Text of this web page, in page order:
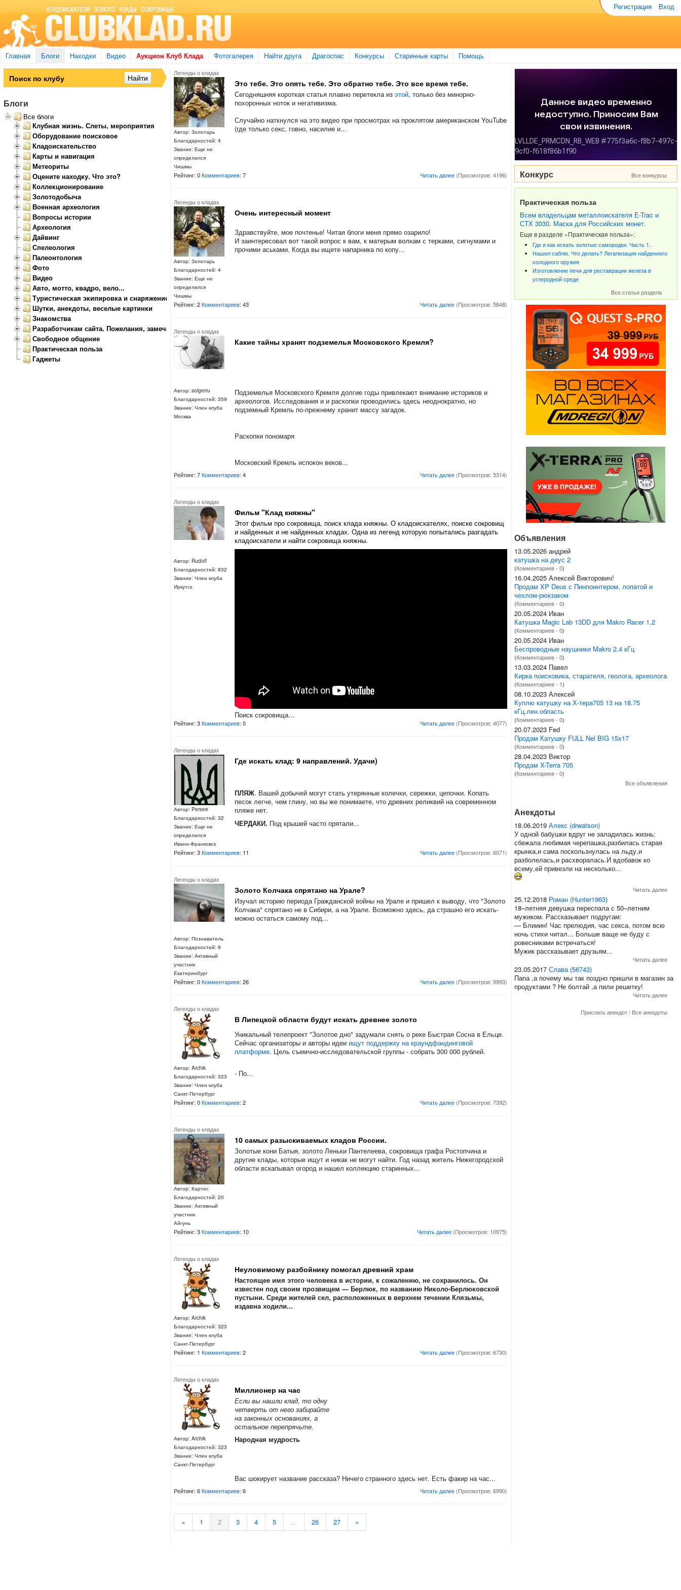
Регистрация Вход
Главная Блоги Находки Видео Аукцион Клуб Клада Фотогалерея Найти друга Драгоспас Конкурсы Старинные карты Помощь
Легенды о кладах
Автор: Золотарь
Благодарностей: 4
Звание: Еще не
определился
Чишмы
Это тебе. Это опять тебе. Это обратно тебе. Это все время тебе.
Сегодняшняя короткая статья плавно перетекла из этой, только без минорно-
похоронных ноток и негативизма.
Случайно наткнулся на это видео при просмотрах на проклятом американском YouTube
(где только секс, говно, насилие и...
Рейтинг: 0Комментариев: 7 Читать далее (Просмотров: 4196)
Легенды о кладах
Автор: Золотарь
Благодарностей: 4
Звание: Еще не
определился
Чишмы
Очень интересный момент
Здравствуйте, мое почтенье! Читая блоги меня прямо озарило!
И заинтересовал вот такой вопрос к вам, к матерым волкам с терками, сигнумами и
прочими аськами. Когда вы ищете напарника по копу...
Рейтинг: 2Комментариев: 43 Читать далее (Просмотров: 5848)
Легенды о кладах
Автор: solgerru
Благодарностей: 359
Звание: Член клуба
Москва
Какие тайны хранят подземелья Московского Кремля?
Подземелья Московского Кремля долгие годы привлекают внимание историков и
археологов. Исследования и и раскопки проводились здесь неоднократно, но
подземный Кремль по-прежнему хранит массу загадок.
Раскопки пономаря
Московский Кремль испокон веков...
Рейтинг: 7Комментариев: 4 Читать далее (Просмотров: 5314)
Легенды о кладах
Автор: Rudolf
Благодарностей: 832
Звание: Член клуба
Иркутск
Фильм "Клад княжны"
Этот фильм про сокровища, поиск клада княжны. О кладоискателях, поиске сокровищ
и найденных и не найденных кладах. Одна из легенд которую попытались разгадать
кладоискатели и найти сокровища княжны.
Поиск сокровища...
Рейтинг: 3Комментариев: 0 Читать далее (Просмотров: 4077)
Легенды о кладах
Автор: Persee
Благодарностей: 32
Звание: Еще не
определился
Ивано-Франковск
Где искать клад: 9 направлений. Удачи)
ПЛЯЖ. Вашей добычей могут стать утерянные колечки, сережки, цепочки. Копать
песок легче, чем глину, но вы же понимаете, что древних реликвий на современном
пляже нет.
ЧЕРДАКИ. Под крышей часто прятали...
Рейтинг: 3Комментариев: 11 Читать далее (Просмотров: 6071)
Легенды о кладах
Автор: Познаватель
Благодарностей: 9
Звание: Активный
участник
Екатеринбург
Золото Колчака спрятано на Урале?
Изучал историю периода Гражданской войны на Урале и пришел к выводу, что "Золото
Колчака" спрятано не в Сибири, а на Урале. Возможно здесь, да страшно его искать-
можно остаться самому под...
Рейтинг: 0Комментариев: 26 Читать далее (Просмотров: 9993)
Легенды о кладах
Автор: Archik
Благодарностей: 323
Звание: Член клуба
Санкт-Петербург
В Липецкой области будут искать древнее золото
Уникальный телепроект "Золотое дно" задумали снять о реке Быстрая Сосна в Ельце.
Сейчас организаторы и авторы идеи ищут поддержку на краундфандинговой
платформе. Цель съемчно-исследовательской группы - собрать 300 000 рублей.
- По...
Рейтинг: 0Комментариев: 2 Читать далее (Просмотров: 7392)
Легенды о кладах
Автор: Картес
Благодарностей: 20
Звание: Активный
участник
Айгунь
10 самых разыскиваемых кладов России.
Золотые кони Батыя, золото Леньки Пантелеева, сокровища графа Ростопчина и
другие клады, которые ищут и никак не могут найти. Год назад житель Нижегородской
области вскапывал огород и нашел коллекцию старинных...
Рейтинг: 3Комментариев: 10 Читать далее (Просмотров: 10975)
Легенды о кладах
Автор: Archik
Благодарностей: 323
Звание: Член клуба
Санкт-Петербург
Неуловимому разбойнику помогал древний храм
Настоящее имя этого человека в истории, к сожалению, не сохранилось. Он
известен под своим прозвищем — Берлюк, по названию Николо-Берлюковской
пустыни. Среди жителей сел, расположенных в верхнем течении Клязьмы,
издавна ходили...
Рейтинг: 1 Комментариев: 2 Читать далее (Просмотров: 6730)
Легенды о кладах
Автор: Archik
Благодарностей: 323
Звание: Член клуба
Санкт-Петербург
Миллионер на час
Если вы нашли клад, то одну
четверть от него забирайте
на законных основаниях, а
остальное перепрячьте.
Народная мудрость
Вас шокирует название рассказа? Ничего странного здесь нет. Есть факир на час...
Рейтинг: 6Комментариев: 6 Читать далее (Просмотров: 6990)
« 1 2 3 4 5 ... 26 27 »
Блоги
Все блоги
Клубная жизнь. Слеты, мероприятия
Оборудование поисковое
Кладоискательство
Карты и навигация
Метеориты
Оцените находку. Что это?
Коллекционирование
Золотодобыча
Военная археология
Вопросы истории
Археология
Дайвинг
Спелеология
Палеонтология
Фото
Видео
Авто, мотто, квадро, вело...
Туристическая экипировка и снаряжение
Шутки, анекдоты, веселые картинки
Знакомства
Разработчикам сайта. Пожелания, замечания.
Свободное общение
Практическая польза
Гаджеты
Конкурс Все конкурсы
Практическая польза
Всем владельцам металлоискателя E-Trac и
СТХ 3030. Маска для Российских монет.
Еще в разделе «Практическая польза»:
Где и как искать золотые самородки. Часть 1.
Нашел саблю. Что делать? Легализация найденного
холодного оружия
Изготовление печи для реставрации железа в
углеродной среде
Все статьи раздела
Объявления
13.05.2026 андрей
катушка на деус 2
(Комментариев - 0)
16.04.2025 Алексей Викторович!
Продам XP Deus с Пинпоинтером, лопатой и
чехлом-рюкзаком
(Комментариев - 0)
20.05.2024 Иван
Катушка Magic Lab 13DD для Makro Racer 1,2
(Комментариев - 0)
20.05.2024 Иван
Беспроводные наушники Makro 2.4 кГц
(Комментариев - 0)
13.03.2024 Павел
Кирка поисковика, старателя, геолога, археолога
(Комментариев - 1)
08.10.2023 Алексей
Куплю катушку на Х-тера705 13 на 18.75
кГц.лен.область
(Комментариев - 0)
20.07.2023 Fed
Продам Катушку FULL Nel BIG 15x17
(Комментариев - 0)
28.04.2023 Виктор
Продам X-Terra 705
(Комментариев - 0)
Все объявления
Анекдоты
18.06.2019 Алекс (drwatson)
У одной бабушки вдруг не заладилась жизнь:
сбежала любимая черепашка,разбилась старая
крынка,и сама поскользнулась на льду,и
разболелась,и расхворалась.И вдобавок ко
всему,ей привезли на несколько...
Читать далее
25.12.2018 Роман (Hunter1963)
18–летняя девушка переспала с 50–летним
мужиком. Рассказывает подругам:
— Блииин! Час прелюдия, час секса, потом всю
ночь стихи читал... Больше ваще не буду с
ровесниками встречаться!
Мужик рассказывает друзьям...
Читать далее
23.05.2017 Слава (56743)
Папа ,а почему мы так поздно пришли в магазин за
продуктами ? Не болтай ,а пили решетку!
Читать далее
Прислать анекдот/ Все анекдоты